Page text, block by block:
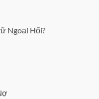
Ngoại Hối?